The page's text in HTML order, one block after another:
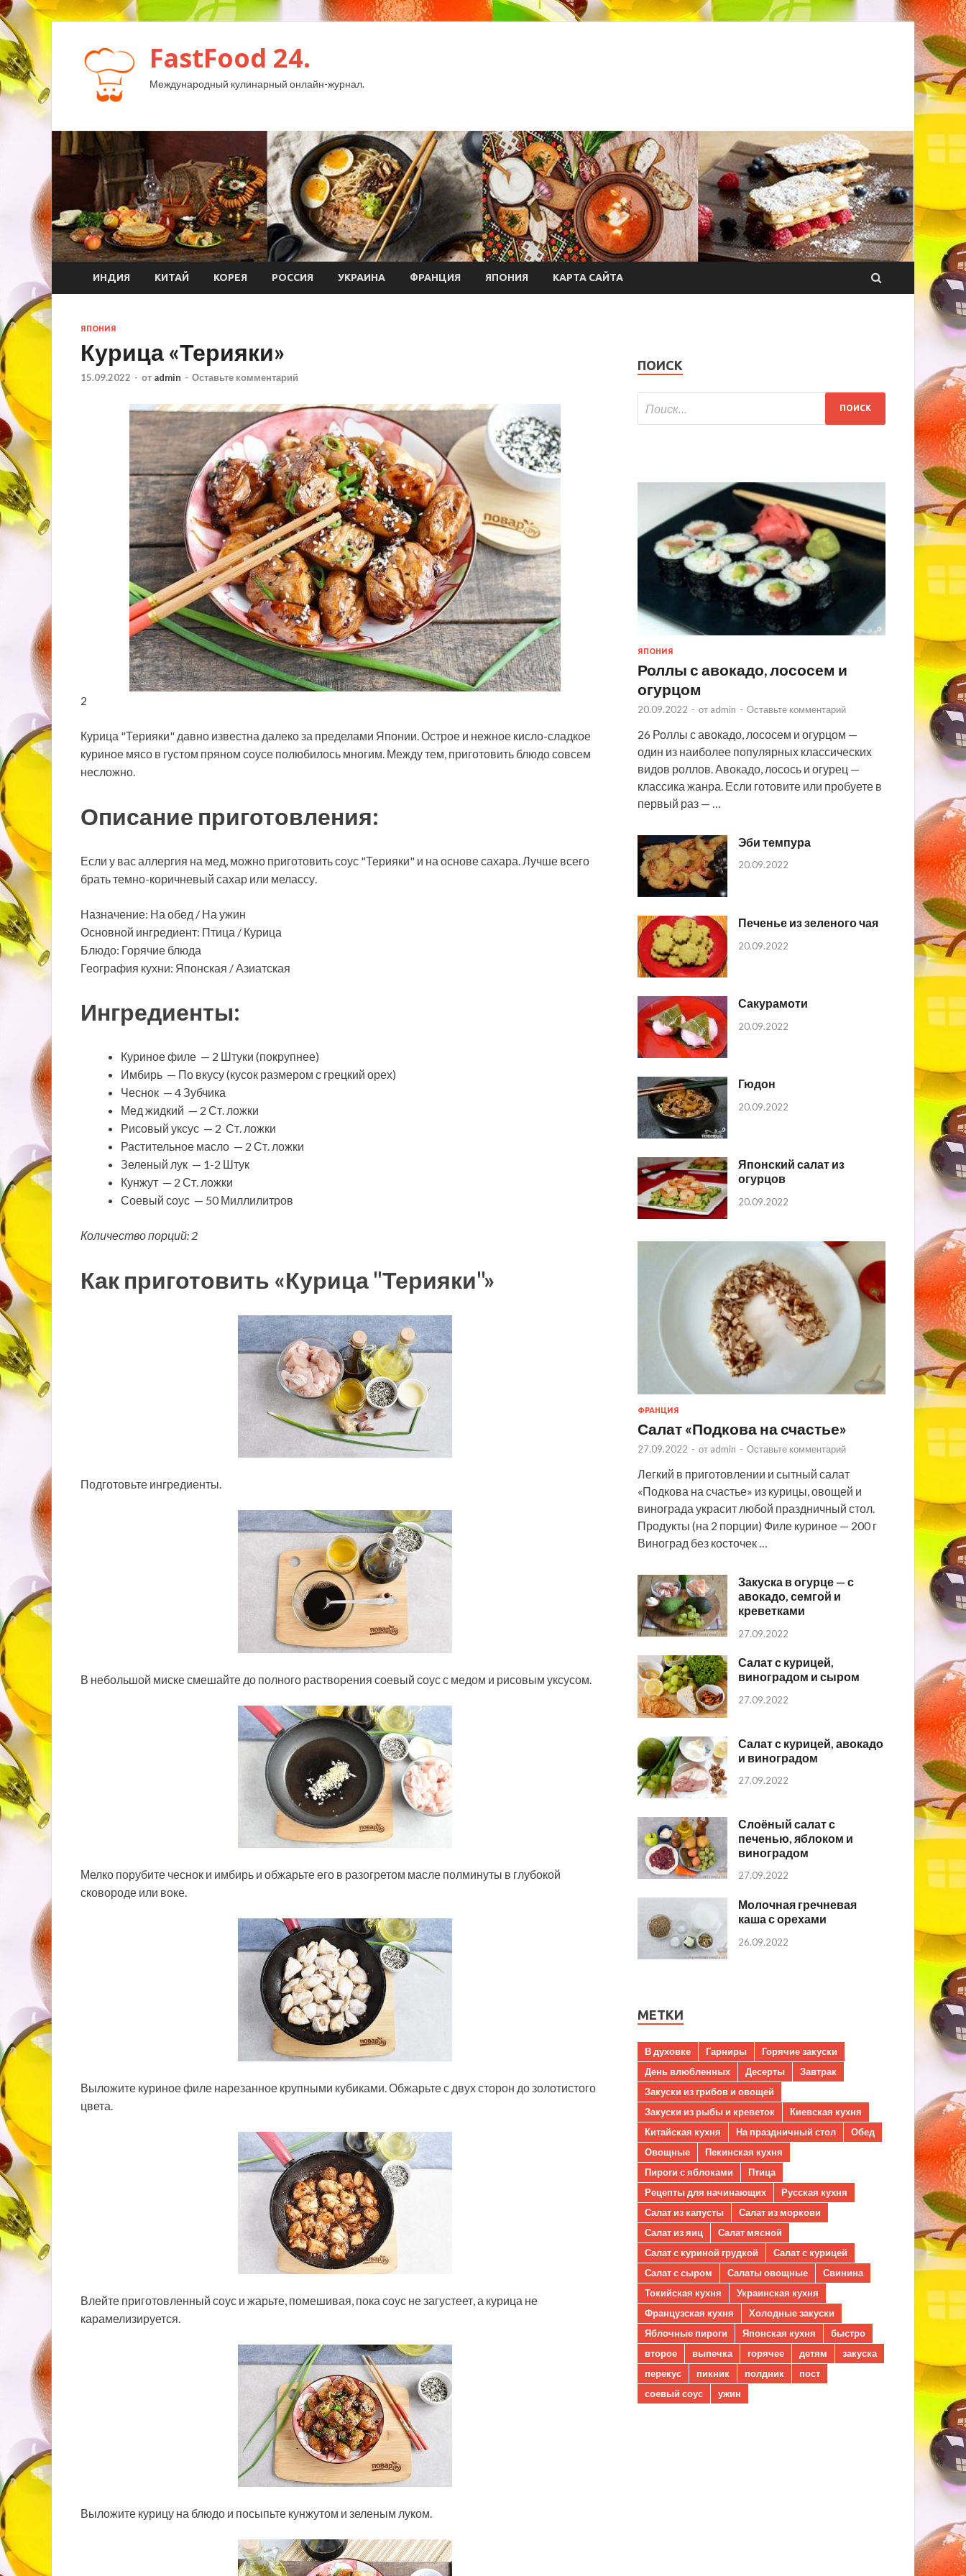
FastFood 24.
Международный кулинарный онлайн-журнал.
ИНДИЯ КИТАЙ КОРЕЯ РОССИЯ УКРАИНА ФРАНЦИЯ ЯПОНИЯ КАРТА САЙТА
ЯПОНИЯ
Курица «Терияки»
15.09.2022 - от admin - Оставьте комментарий
2
Курица "Терияки" давно известна далеко за пределами Японии. Острое и нежное кисло-сладкое
куриное мясо в густом пряном соусе полюбилось многим. Между тем, приготовить блюдо совсем
несложно.
Описание приготовления:
Если у вас аллергия на мед, можно приготовить соус "Терияки" и на основе сахара. Лучше всего
брать темно-коричневый сахар или мелассу.
Назначение: На обед / На ужин
Основной ингредиент: Птица / Курица
Блюдо: Горячие блюда
География кухни: Японская / Азиатская
Ингредиенты:
Куриное филе — 2 Штуки (покрупнее)
Имбирь — По вкусу (кусок размером с грецкий орех)
Чеснок — 4 Зубчика
Мед жидкий — 2 Ст. ложки
Рисовый уксус — 2 Ст. ложки
Растительное масло — 2 Ст. ложки
Зеленый лук — 1-2 Штук
Кунжут — 2 Ст. ложки
Соевый соус — 50 Миллилитров
Количество порций: 2
Как приготовить «Курица "Терияки"»
Подготовьте ингредиенты.
В небольшой миске смешайте до полного растворения соевый соус с медом и рисовым уксусом.
Мелко порубите чеснок и имбирь и обжарьте его в разогретом масле полминуты в глубокой
сковороде или воке.
Выложите куриное филе нарезанное крупными кубиками. Обжарьте с двух сторон до золотистого
цвета.
Влейте приготовленный соус и жарьте, помешивая, пока соус не загустеет, а курица не
карамелизируется.
Выложите курицу на блюдо и посыпьте кунжутом и зеленым луком.
ПОИСК
ЯПОНИЯ
Роллы с авокадо, лососем и
огурцом
20.09.2022 - от admin - Оставьте комментарий
26 Роллы с авокадо, лососем и огурцом —
один из наиболее популярных классических
видов роллов. Авокадо, лосось и огурец —
классика жанра. Если готовите или пробуете в
первый раз — …
Эби темпура
20.09.2022
Печенье из зеленого чая
20.09.2022
Сакурамоти
20.09.2022
Гюдон
20.09.2022
Японский салат из
огурцов
20.09.2022
ФРАНЦИЯ
Салат «Подкова на счастье»
27.09.2022 - от admin - Оставьте комментарий
Легкий в приготовлении и сытный салат
«Подкова на счастье» из курицы, овощей и
винограда украсит любой праздничный стол.
Продукты (на 2 порции) Филе куриное — 200 г
Виноград без косточек …
Закуска в огурце — с
авокадо, семгой и
креветками
27.09.2022
Салат с курицей,
виноградом и сыром
27.09.2022
Салат с курицей, авокадо
и виноградом
27.09.2022
Слоёный салат с
печенью, яблоком и
виноградом
27.09.2022
Молочная гречневая
каша с орехами
26.09.2022
МЕТКИ
В духовке Гарниры
Горячие закуски
День влюбленных
Десерты
Завтрак
Закуски из грибов и овощей
Закуски из рыбы и креветок
Киевская кухня
Китайская кухня
На праздничный стол
Обед
Овощные
Пекинская кухня
Пироги с яблоками
Птица
Рецепты для начинающих
Русская кухня
Салат из капусты
Салат из моркови
Салат из яиц
Салат мясной
Салат с куриной грудкой
Салат с курицей
Салат с сыром
Салаты овощные
Свинина
Токийская кухня
Украинская кухня
Французская кухня
Холодные закуски
Яблочные пироги
Японская кухня
быстро
второе
выпечка горячее детям
закуска
перекус
пикник полдник
пост
соевый соус
ужин